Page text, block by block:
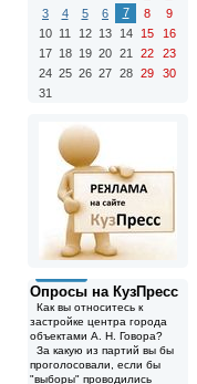
3
4 5 6 7 8
9
10 11 12 13 14 15
16
17 18 19 20 21 22
23
24 25 26 27 28 29
30
31
Опросы на КузПресс
Как вы относитесь к
застройке центра города
объектами А. Н. Говора?
За какую из партий вы бы
проголосовали, если бы
"выборы" проводились